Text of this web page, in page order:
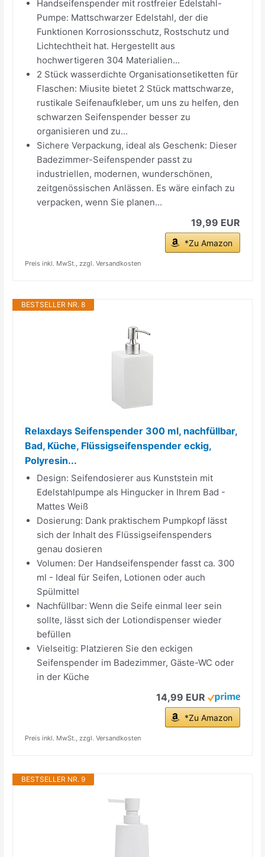
Handseifenspender mit rostfreier Edelstahl-
Pumpe: Mattschwarzer Edelstahl, der die
Funktionen Korrosionsschutz, Rostschutz und
Lichtechtheit hat. Hergestellt aus
hochwertigeren 304 Materialien...
2 Stück wasserdichte Organisationsetiketten für
Flaschen: Miusite bietet 2 Stück mattschwarze,
rustikale Seifenaufkleber, um uns zu helfen, den
schwarzen Seifenspender besser zu
organisieren und zu...
Sichere Verpackung, ideal als Geschenk: Dieser
Badezimmer-Seifenspender passt zu
industriellen, modernen, wunderschönen,
zeitgenössischen Anlässen. Es wäre einfach zu
verpacken, wenn Sie planen...
19,99 EUR
*Zu Amazon
Preis inkl. MwSt., zzgl. Versandkosten
BESTSELLER NR. 8
Relaxdays Seifenspender 300 ml, nachfüllbar,
Bad, Küche, Flüssigseifenspender eckig,
Polyresin...
Design: Seifendosierer aus Kunststein mit
Edelstahlpumpe als Hingucker in Ihrem Bad -
Mattes Weiß
Dosierung: Dank praktischem Pumpkopf lässt
sich der Inhalt des Flüssigseifenspenders
genau dosieren
Volumen: Der Handseifenspender fasst ca. 300
ml - Ideal für Seifen, Lotionen oder auch
Spülmittel
Nachfüllbar: Wenn die Seife einmal leer sein
sollte, lässt sich der Lotiondispenser wieder
befüllen
Vielseitig: Platzieren Sie den eckigen
Seifenspender im Badezimmer, Gäste-WC oder
in der Küche
14,99 EUR
*Zu Amazon
Preis inkl. MwSt., zzgl. Versandkosten
BESTSELLER NR. 9